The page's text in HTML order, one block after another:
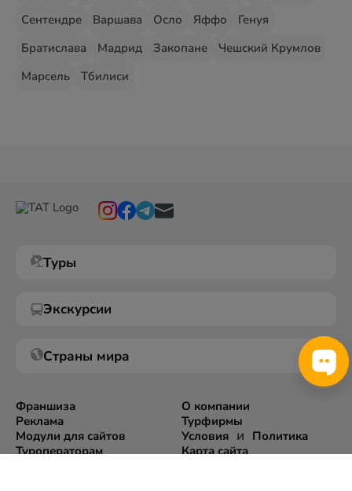
Сентендре
Варшава Осло Яффо
Генуя
Братислава
Мадрид Закопане
Чешский Крумлов
Марсель
Тбилиси
Туры
Экскурсии
Страны мира
Франшиза
Реклама
Модули для сайтов
Туроператорам
О компании
Турфирмы
Условияи Политика
Карта сайта